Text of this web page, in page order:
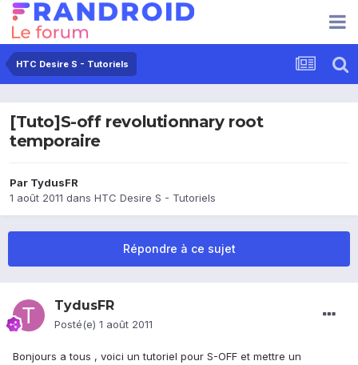
HTC Desire S - Tutoriels
[Tuto]S-off revolutionnary root
temporaire
Par TydusFR
1 août 2011 dans HTC Desire S - Tutoriels
Répondre à ce sujet
TydusFR
Posté(e) 1 août 2011
Bonjours a tous , voici un tutoriel pour S-OFF et mettre un